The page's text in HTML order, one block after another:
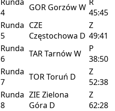
4
GOR GorzówW 45:45
Runda
5
CZE
Częstochowa D
Z
49:41
Runda
6
TARTarnówW
P
38:50
Runda
7
TORToruń D
Z
52:38
Runda
8
ZIE Zielona
Góra D
Z
62:28